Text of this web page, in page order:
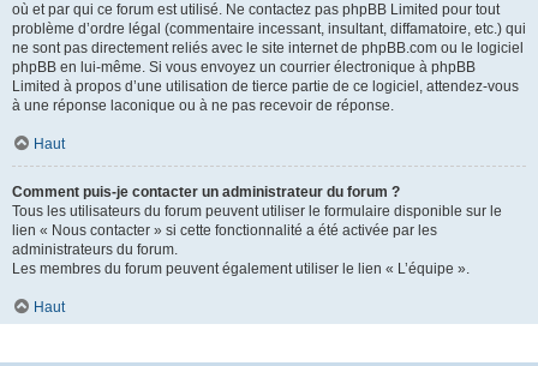
où et par qui ce forum est utilisé. Ne contactez pas phpBB Limited pour tout
problème d’ordre légal (commentaire incessant, insultant, diffamatoire, etc.) qui
ne sont pas directement reliés avec le site internet de phpBB.com ou le logiciel
phpBB en lui-même. Si vous envoyez un courrier électronique à phpBB
Limited à propos d’une utilisation de tierce partie de ce logiciel, attendez-vous
à une réponse laconique ou à ne pas recevoir de réponse.
Haut
Comment puis-je contacter un administrateur du forum ?
Tous les utilisateurs du forum peuvent utiliser le formulaire disponible sur le
lien « Nous contacter » si cette fonctionnalité a été activée par les
administrateurs du forum.
Les membres du forum peuvent également utiliser le lien « L’équipe ».
Haut